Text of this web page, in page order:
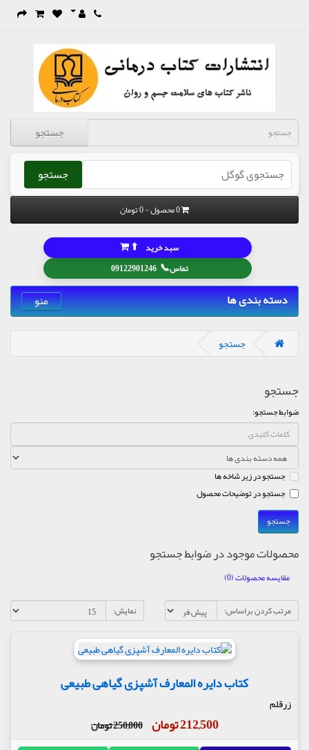
جستجو
جستجو
0 محصول - 0 تومان
تماس📞
09122901246
سبد خرید ⬆
دسته بندی ها منو
جستجو
جستجو
ضوابط جستجو:
جستجو در زیر شاخه ها
جستجو در توضیحات محصول
محصولات موجود در ضوابط جستجو
مقایسه محصولات (0)
مرتب کردن براساس:
نمایش:
کتاب دایره المعارف آشپزی گیاهی طبیعی
زرقلم
212,500 تومان 250,000 تومان